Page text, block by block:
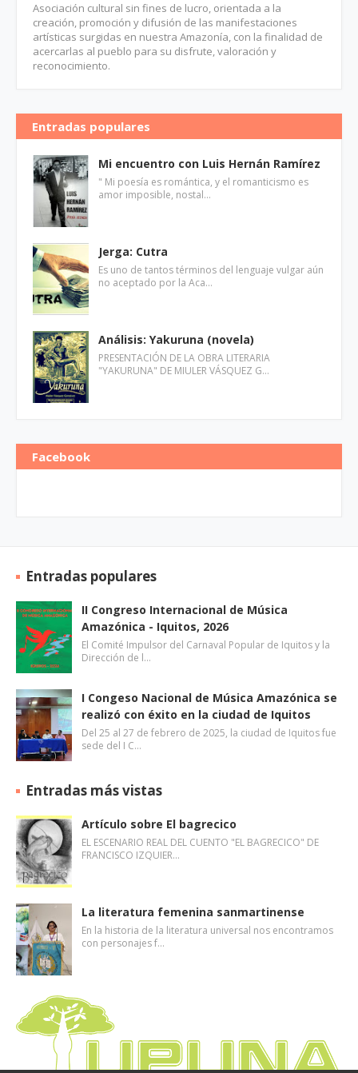
Asociación cultural sin fines de lucro, orientada a la
creación, promoción y difusión de las manifestaciones
artísticas surgidas en nuestra Amazonía, con la finalidad de
acercarlas al pueblo para su disfrute, valoración y
reconocimiento.
Entradas populares
Mi encuentro con Luis Hernán Ramírez
" Mi poesía es romántica, y el romanticismo es
amor imposible, nostal…
Jerga: Cutra
Es uno de tantos términos del lenguaje vulgar aún
no aceptado por la Aca…
Análisis: Yakuruna (novela)
PRESENTACIÓN DE LA OBRA LITERARIA
"YAKURUNA" DE MIULER VÁSQUEZ G…
Facebook
Entradas populares
II Congreso Internacional de Música
Amazónica - Iquitos, 2026
El Comité Impulsor del Carnaval Popular de Iquitos y la
Dirección de l…
I Congeso Nacional de Música Amazónica se
realizó con éxito en la ciudad de Iquitos
Del 25 al 27 de febrero de 2025, la ciudad de Iquitos fue
sede del I C…
Entradas más vistas
Artículo sobre El bagrecico
EL ESCENARIO REAL DEL CUENTO "EL BAGRECICO" DE
FRANCISCO IZQUIER…
La literatura femenina sanmartinense
En la historia de la literatura universal nos encontramos
con personajes f…